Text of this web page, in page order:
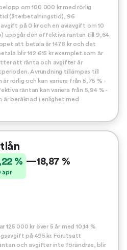
om 100 000 kr med rörlig
(återbetalningstid), 96
på 0 kr och en aviavgift om 10
uppgår den effektiva räntan till 9,64
att betala är 1478 kr och det
blir 142 615 kr exemplet som är
att ränta och avgifter är
Avrundning tillämpas till
rörlig och kan variera från 5,75 % -
räntan kan variera från 5,94 % -
beräknad i enlighet med
%
apr
—18,87 %
125 000 kr över 5 år med 10,14 %
på 495 kr. Förutsatt
och avgifter inte förändras, blir